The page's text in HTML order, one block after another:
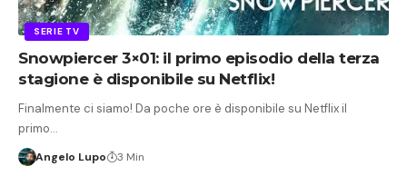
SERIE TV
Snowpiercer 3×01: il primo episodio della terza
stagione è disponibile su Netflix!
Finalmente ci siamo! Da poche ore è disponibile su Netflix il
primo…
Angelo Lupo 3 Min